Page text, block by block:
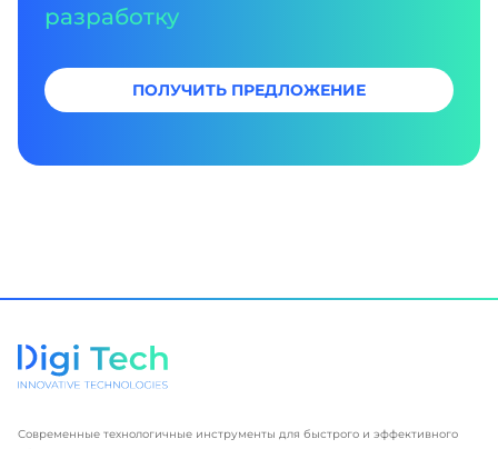
разработку
ПОЛУЧИТЬ ПРЕДЛОЖЕНИЕ
Современные технологичные инструменты для быстрого и эффективного